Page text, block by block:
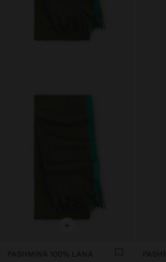
+
PASHMINA 100% LANA